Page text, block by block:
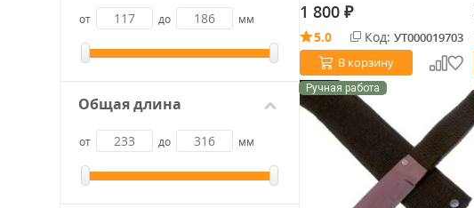
от до мм
Общая длина
от до мм
1 800 ₽
5.0 Код: УТ000019703
В корзину
Ручная работа